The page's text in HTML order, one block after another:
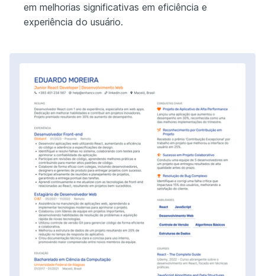
em melhorias significativas em eficiência e
experiência do usuário.